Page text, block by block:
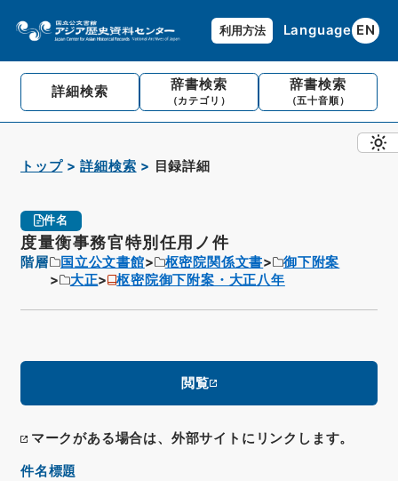
利用方法 Language EN
詳細検索 辞書検索
（カテゴリ）
辞書検索
（五十音順）
トップ 詳細検索 目録詳細
件名
度量衡事務官特別任用ノ件
階層 国立公文書館 枢密院関係文書
御下附案
大正
枢密院御下附案・大正八年
閲覧
マークがある場合は、外部サイトにリンクします。
件名標題